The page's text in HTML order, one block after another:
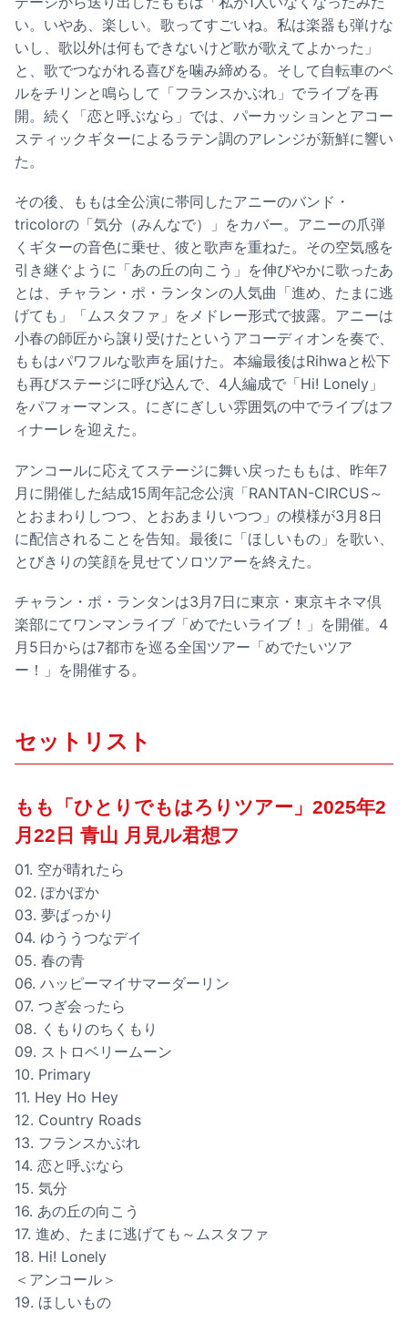
い。いやあ、楽しい。歌ってすごいね。私は楽器も弾けな
いし、歌以外は何もできないけど歌が歌えてよかった」
と、歌でつながれる喜びを噛み締める。そして自転車のベ
ルをチリンと鳴らして「フランスかぶれ」でライブを再
開。続く「恋と呼ぶなら」では、パーカッションとアコー
スティックギターによるラテン調のアレンジが新鮮に響い
た。
その後、ももは全公演に帯同したアニーのバンド・
tricolorの「気分（みんなで）」をカバー。アニーの爪弾
くギターの音色に乗せ、彼と歌声を重ねた。その空気感を
引き継ぐように「あの丘の向こう」を伸びやかに歌ったあ
とは、チャラン・ポ・ランタンの人気曲「進め、たまに逃
げても」「ムスタファ」をメドレー形式で披露。アニーは
小春の師匠から譲り受けたというアコーディオンを奏で、
ももはパワフルな歌声を届けた。本編最後はRihwaと松下
も再びステージに呼び込んで、4人編成で「Hi! Lonely」
をパフォーマンス。にぎにぎしい雰囲気の中でライブはフ
ィナーレを迎えた。
アンコールに応えてステージに舞い戻ったももは、昨年7
月に開催した結成15周年記念公演「RANTAN-CIRCUS～
とおまわりしつつ、とおあまりいつつ」の模様が3月8日
に配信されることを告知。最後に「ほしいもの」を歌い、
とびきりの笑顔を見せてソロツアーを終えた。
チャラン・ポ・ランタンは3月7日に東京・東京キネマ倶
楽部にてワンマンライブ「めでたいライブ！」を開催。4
月5日からは7都市を巡る全国ツアー「めでたいツア
ー！」を開催する。
セットリスト
もも「ひとりでもはろりツアー」2025年2
月22日 青山 月見ル君想フ
01. 空が晴れたら
02. ぽかぽか
03. 夢ばっかり
04. ゆううつなデイ
05. 春の青
06. ハッピーマイサマーダーリン
07. つぎ会ったら
08. くもりのちくもり
09. ストロベリームーン
10. Primary
11. Hey Ho Hey
12. Country Roads
13. フランスかぶれ
14. 恋と呼ぶなら
15. 気分
16. あの丘の向こう
17. 進め、たまに逃げても～ムスタファ
18. Hi! Lonely
＜アンコール＞
19. ほしいもの